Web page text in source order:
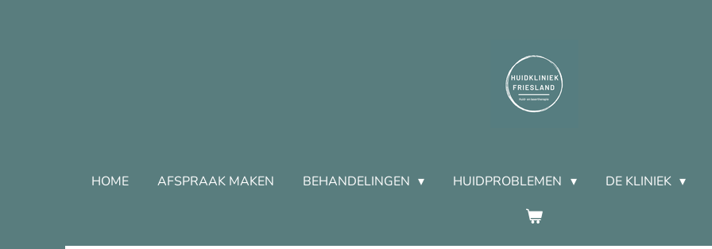
HOME AFSPRAAK MAKEN BEHANDELINGEN HUIDPROBLEMEN DE KLINIEK